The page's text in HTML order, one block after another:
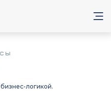
логикой.